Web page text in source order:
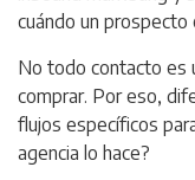
cuándo un
No todo contacto es
comprar. Por eso,
flujos específicos
agencia lo hace?